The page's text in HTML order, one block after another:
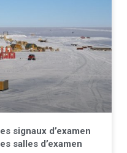
signaux d’examen
salles d’examen